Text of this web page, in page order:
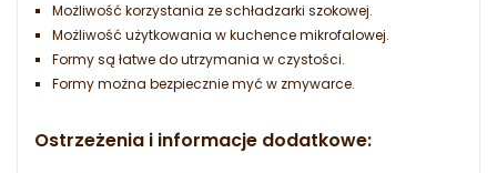
Możliwość korzystania ze schładzarki szokowej.
Możliwość użytkowania w kuchence mikrofalowej.
Formy są łatwe do utrzymania w czystości.
Formy można bezpiecznie myć w zmywarce.
Ostrzeżenia i informacje dodatkowe: